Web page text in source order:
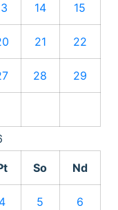
14 15
21 22
28 29
So Nd
4 5 6